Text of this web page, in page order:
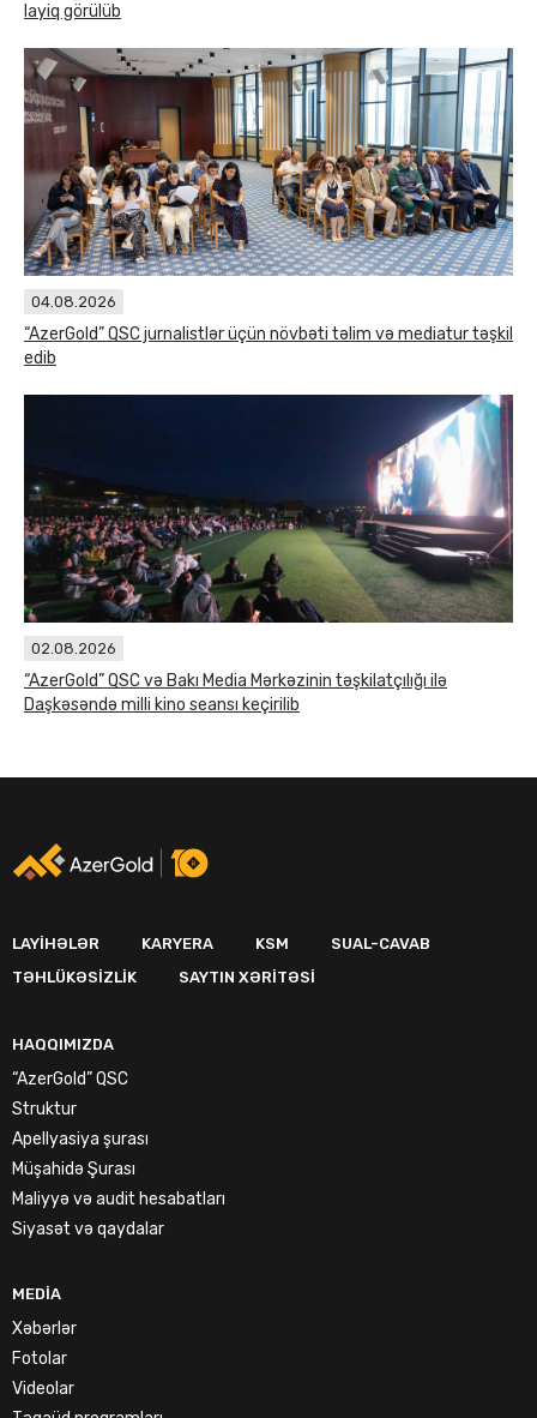
layiq görülüb
04.08.2026
“AzerGold” QSC jurnalistlər üçün növbəti təlim və mediatur təşkil
edib
02.08.2026
“AzerGold” QSC və Bakı Media Mərkəzinin təşkilatçılığı ilə
Daşkəsəndə milli kino seansı keçirilib
LAYIHƏLƏR KARYERA KSM
SUAL-CAVAB
TƏHLÜKƏSIZLIK
SAYTIN XƏRITƏSI
HAQQIMIZDA
“AzerGold” QSC
Struktur
Apellyasiya şurası
Müşahidə Şurası
Maliyyə və audit hesabatları
Siyasət və qaydalar
MEDIA
Xəbərlər
Fotolar
Videolar